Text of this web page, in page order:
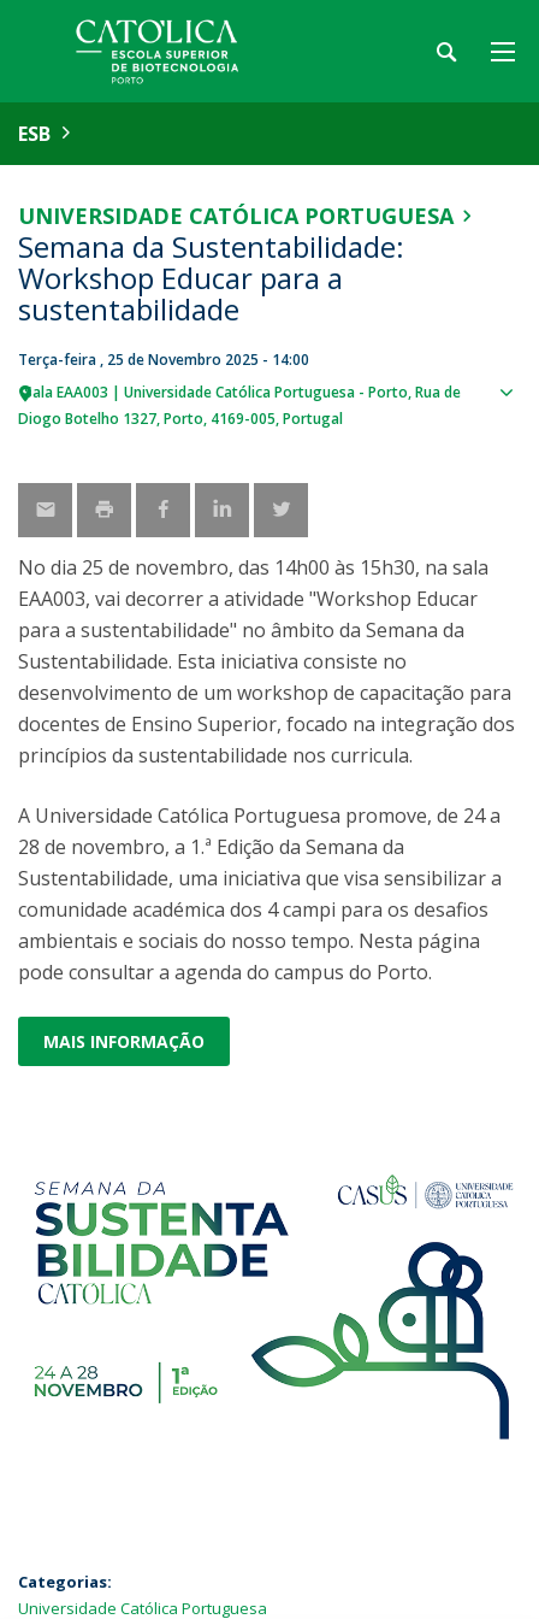
ESB
UNIVERSIDADE CATÓLICA PORTUGUESA
Semana da Sustentabilidade:
Workshop Educar para a
sustentabilidade
Terça-feira , 25 de Novembro 2025 - 14:00
Sala EAA003 | Universidade Católica Portuguesa - Porto Rua de
Diogo Botelho 1327 Porto 4169-005 Portugal
No dia 25 de novembro, das 14h00 às 15h30, na sala
EAA003, vai decorrer a atividade "Workshop Educar
para a sustentabilidade" no âmbito da Semana da
Sustentabilidade. Esta iniciativa consiste no
desenvolvimento de um workshop de capacitação para
docentes de Ensino Superior, focado na integração dos
princípios da sustentabilidade nos curricula.
A Universidade Católica Portuguesa promove, de 24 a
28 de novembro, a 1.ª Edição da Semana da
Sustentabilidade, uma iniciativa que visa sensibilizar a
comunidade académica dos 4 campi para os desafios
ambientais e sociais do nosso tempo. Nesta página
pode consultar a agenda do campus do Porto.
MAIS INFORMAÇÃO
Categorias:
Universidade Católica Portuguesa